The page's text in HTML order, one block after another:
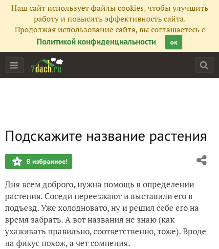
Наш сайт использует файлы cookies, чтобы улучшить
работу и повысить эффективность сайта.
Продолжая использование сайта, вы соглашаетесь с
Политикой конфиденциальности
ок
Подскажите название растения
В избранное!
Дня всем доброго, нужна помощь в определении
растения. Соседи переезжают и выставили его в
подъезд. Уже холодновато, ну и решил себе его на
время забрать. А вот названия не знаю (как
ухаживать правильно, соответственно, тоже). Вроде
на фикус похож, а чет сомнения.